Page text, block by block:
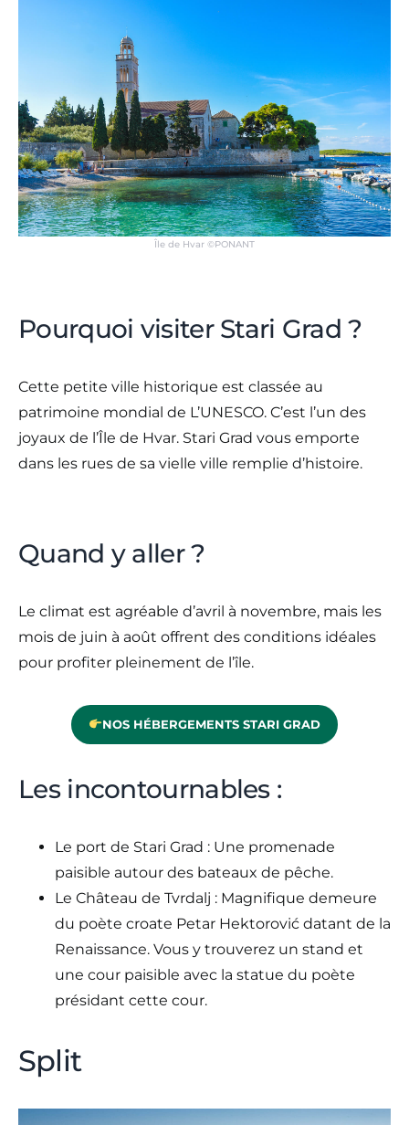
Île de Hvar ©PONANT
Pourquoi visiter Stari Grad ?
Cette petite ville historique est classée au
patrimoine mondial de L’UNESCO. C’est l’un des
joyaux de l’Île de Hvar. Stari Grad vous emporte
dans les rues de sa vielle ville remplie d’histoire.
Quand y aller ?
Le climat est agréable d’avril à novembre, mais les
mois de juin à août offrent des conditions idéales
pour profiter pleinement de l’île.
NOS HÉBERGEMENTS STARI GRAD
Les incontournables :
Le port de Stari Grad : Une promenade
paisible autour des bateaux de pêche.
Le Château de Tvrdalj : Magnifique demeure
du poète croate Petar Hektorović datant de la
Renaissance. Vous y trouverez un stand et
une cour paisible avec la statue du poète
présidant cette cour.
Split